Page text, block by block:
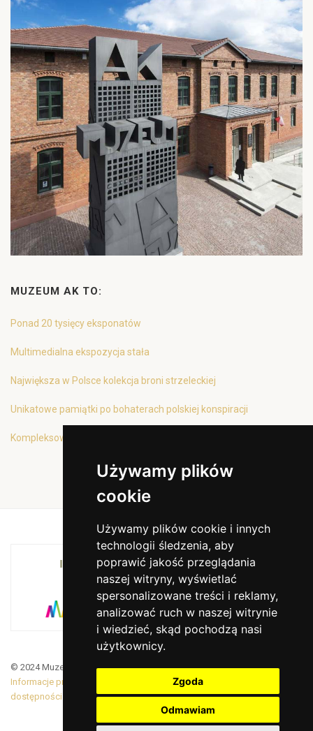
Używamy plików
cookie
Używamy plików cookie i innych
technologii śledzenia, aby
poprawić jakość przeglądania
naszej witryny, wyświetlać
spersonalizowane treści i reklamy,
analizować ruch w naszej witrynie
i wiedzieć, skąd pochodzą nasi
użytkownicy.
Zgoda
Odmawiam
MUZEUM AK TO:
Ponad 20 tysięcy eksponatów
Multimedialna ekspozycja stała
Największa w Polsce kolekcja broni strzeleckiej
Unikatowe pamiątki po bohaterach polskiej konspiracji
Kompleksowa oferta edukacyjna
INSTYTUCJA KULTURY MIASTA KRAKOWA I
WOJEWÓDZTWA MAŁOPOLSKIEGO
© 2024 Muzeum Armii Krajowej. Translated by Google Translate
Informacje prawne
Zamówienia publiczne|
dostępności